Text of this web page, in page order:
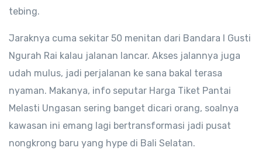
tebing.
Jaraknya cuma sekitar 50 menitan dari Bandara I Gusti
Ngurah Rai kalau jalanan lancar. Akses jalannya juga
udah mulus, jadi perjalanan ke sana bakal terasa
nyaman. Makanya, info seputar Harga Tiket Pantai
Melasti Ungasan sering banget dicari orang, soalnya
kawasan ini emang lagi bertransformasi jadi pusat
nongkrong baru yang hype di Bali Selatan.